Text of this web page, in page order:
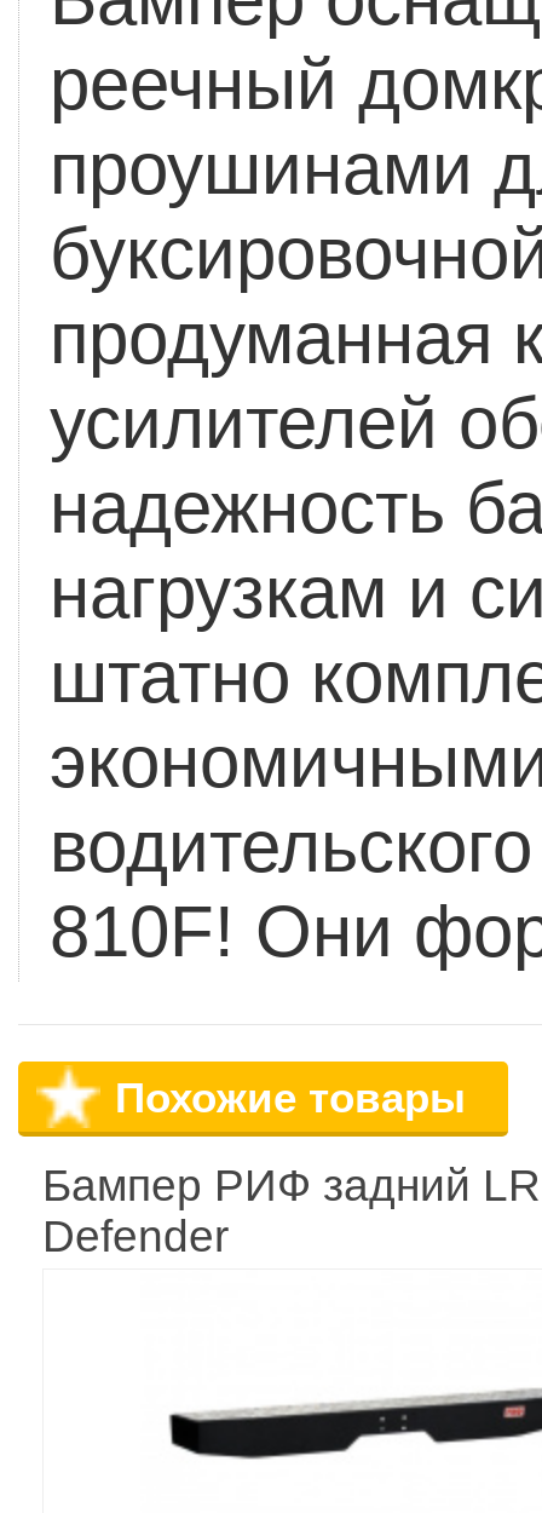
реечный
проушинами
продуманная
усилителей
надежность
нагрузкам и
штатно
810F! Они
Похожие товары
Бампер РИФ задний LR
Defender